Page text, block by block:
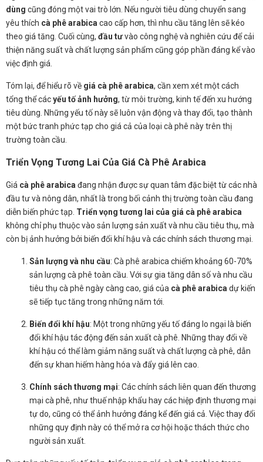
dùng cũng đóng một vai trò lớn. Nếu người tiêu dùng chuyển sang
yêu thích cà phê arabica cao cấp hơn, thì nhu cầu tăng lên sẽ kéo
theo giá tăng. Cuối cùng, đầu tưvào công nghệ và nghiên cứu để cải
thiện năng suất và chất lượng sản phẩm cũng góp phần đáng kể vào
việc định giá.
Tóm lại, để hiểu rõ về giá cà phê arabica, cần xem xét một cách
tổng thể cácyếu tố ảnh hưởng, từ môi trường, kinh tế đến xu hướng
tiêu dùng. Những yếu tố này sẽ luôn vận động và thay đổi, tạo thành
một bức tranh phức tạp cho giá cả của loại cà phê này trên thị
trường toàn cầu.
Triển Vọng Tương Lai Của Giá Cà Phê Arabica
Giá cà phê arabica đang nhận được sự quan tâm đặc biệt từ các nhà
đầu tư và nông dân, nhất là trong bối cảnh thị trường toàn cầu đang
diễn biến phức tạp. Triển vọng tương lai của giá cà phê arabica
không chỉ phụ thuộc vào sản lượng sản xuất và nhu cầu tiêu thụ, mà
còn bị ảnh hưởng bởi biến đổi khí hậu và các chính sách thương mại.
Sản lượng và nhu cầu: Cà phê arabica chiếm khoảng 60-70%
sản lượng cà phê toàn cầu. Với sự gia tăng dân số và nhu cầu
tiêu thụ cà phê ngày càng cao, giá của cà phê arabica dự kiến
sẽ tiếp tục tăng trong những năm tới.
Biến đổi khí hậu: Một trong những yếu tố đáng lo ngại là biến
đổi khí hậu tác động đến sản xuất cà phê. Những thay đổi về
khí hậu có thể làm giảm năng suất và chất lượng cà phê, dẫn
đến sự khan hiếm hàng hóa và đẩy giá lên cao.
Chính sách thương mại: Các chính sách liên quan đến thương
mại cà phê, như thuế nhập khẩu hay các hiệp định thương mại
tự do, cũng có thể ảnh hưởng đáng kể đến giá cả. Việc thay đổi
những quy định này có thể mở ra cơ hội hoặc thách thức cho
người sản xuất.